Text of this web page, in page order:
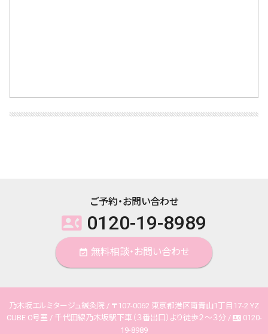
ご予約・お問い合わせ
contact_phone 0120-19-8989
event_available 無料相談・お問い合わせ
乃木坂エルミタージュ鍼灸院 / 〒107-0062 東京都港区南青山1丁目17-2 YZ
CUBE C号室 / 千代田線乃木坂駅下車（３番出口）より徒歩２～３分 / contact_phone0120-
19-8989